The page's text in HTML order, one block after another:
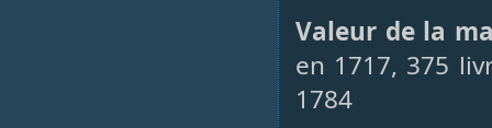
Valeur de la
en 1717, 375
1784